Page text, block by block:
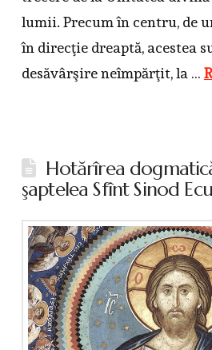
lumii. Precum în centru, de
în direcţie dreaptă, acestea
desăvârşire neîmpărţit, la …
Hotărîrea
şaptelea Sfînt Sinod